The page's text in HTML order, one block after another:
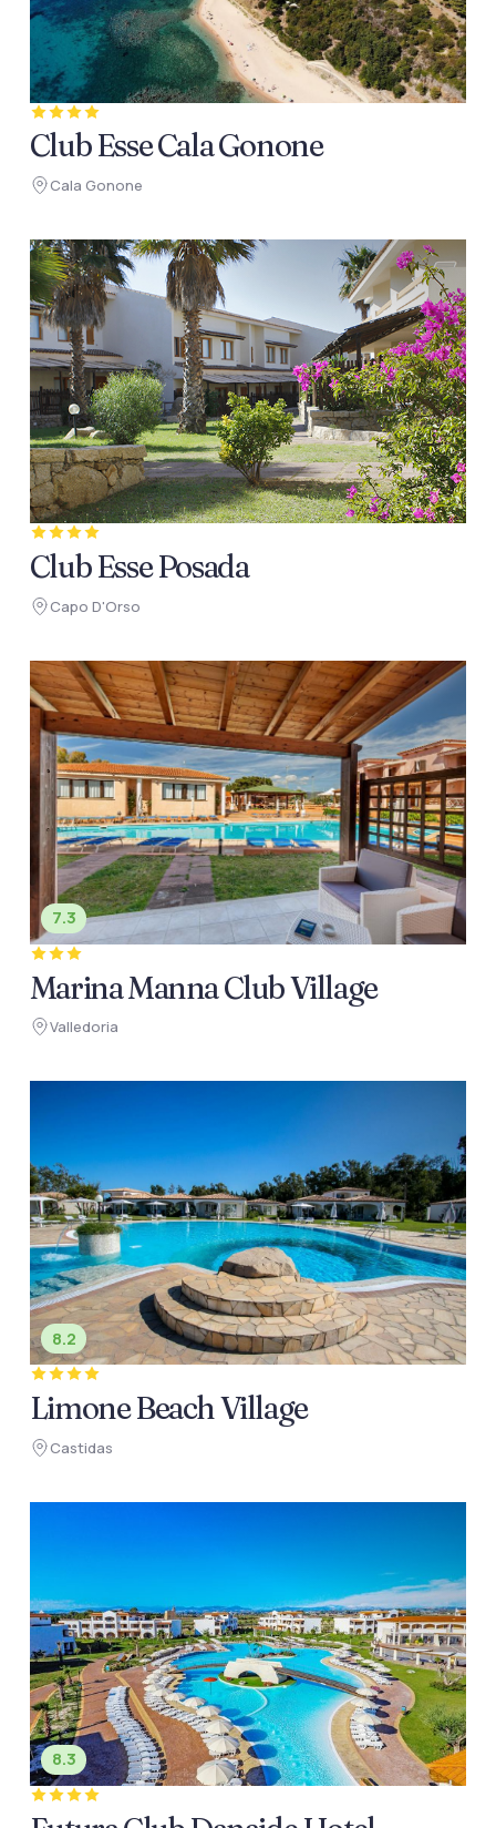
Club Esse Cala Gonone
Cala Gonone
Club Esse Posada
Capo D'Orso
7.3
Marina Manna Club Village
Valledoria
8.2
Limone Beach Village
Castidas
8.3